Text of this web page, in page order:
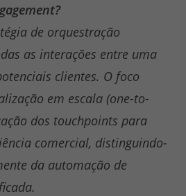
de orquestração
as interações entre uma
clientes. O foco
em escala (one-to-
dos touchpoints para
comercial, distinguindo-
da automação de